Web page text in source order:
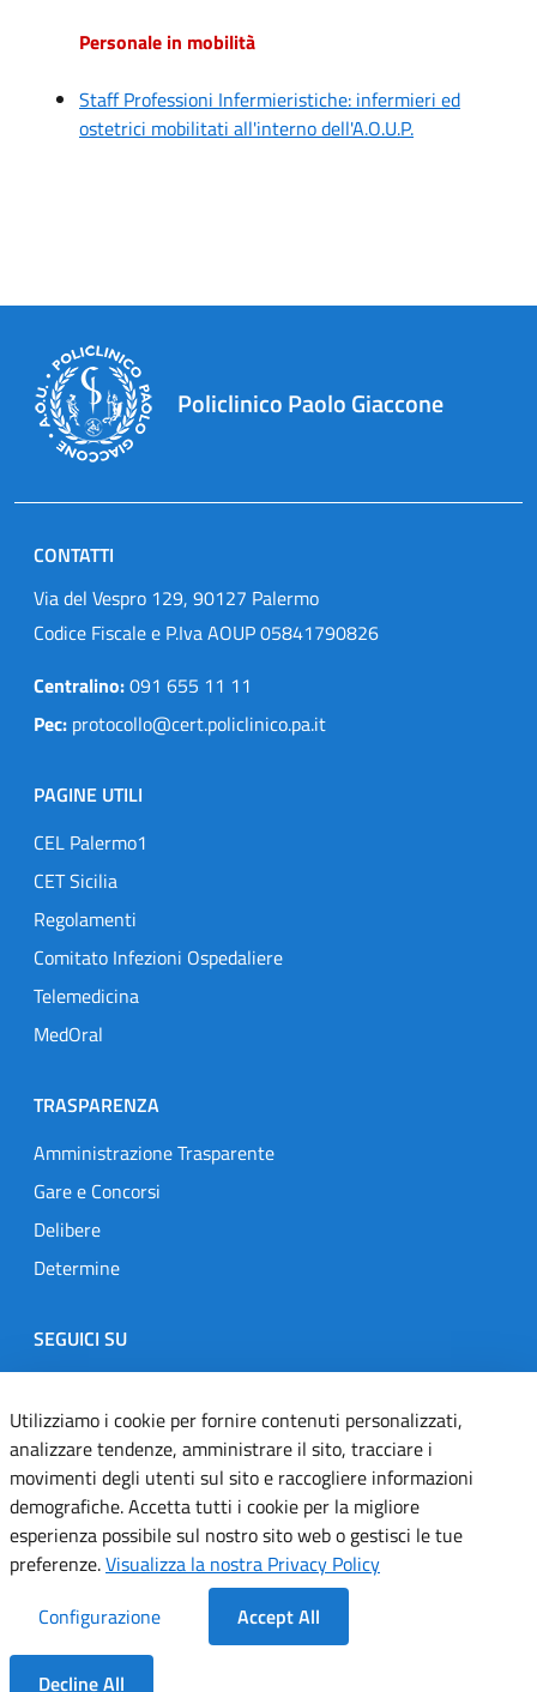
Personale in mobilità
Staff Professioni Infermieristiche: infermieri ed
ostetrici mobilitati all'interno dell'A.O.U.P.
Policlinico Paolo Giaccone
CONTATTI
Via del Vespro 129, 90127 Palermo
Codice Fiscale e P.Iva AOUP 05841790826
Centralino:091 655 11 11
Pec: protocollo@cert.policlinico.pa.it
PAGINE UTILI
CEL Palermo1
CET Sicilia
Regolamenti
Comitato Infezioni Ospedaliere
Telemedicina
MedOral
TRASPARENZA
Amministrazione Trasparente
Gare e Concorsi
Delibere
Determine
SEGUICI SU
Designers Italia
TwitterInstagramYoutubeLinkedin
Dichiarazione di accessibilità
Informativa cookie
Note legali
Utilizziamo i cookie per fornire contenuti personalizzati,
analizzare tendenze, amministrare il sito, tracciare i
movimenti degli utenti sul sito e raccogliere informazioni
demografiche. Accetta tutti i cookie per la migliore
esperienza possibile sul nostro sito web o gestisci le tue
preferenze.Visualizza la nostra Privacy Policy
Configurazione
Accept All
Decline All